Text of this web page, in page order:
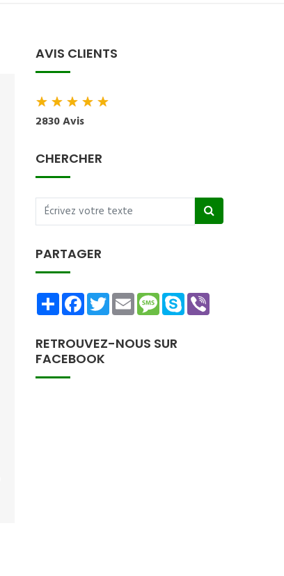
AVIS CLIENTS
★★★★★
2830 Avis
CHERCHER
PARTAGER
ShareFacebookTwitterEmailMessage
Skype
RETROUVEZ-NOUS SUR
FACEBOOK